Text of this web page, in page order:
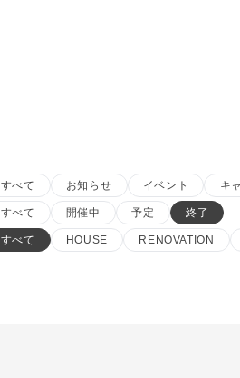
すべて お知らせ イベント キ
すべて 開催中 予定 終了
すべて HOUSE RENOVATION